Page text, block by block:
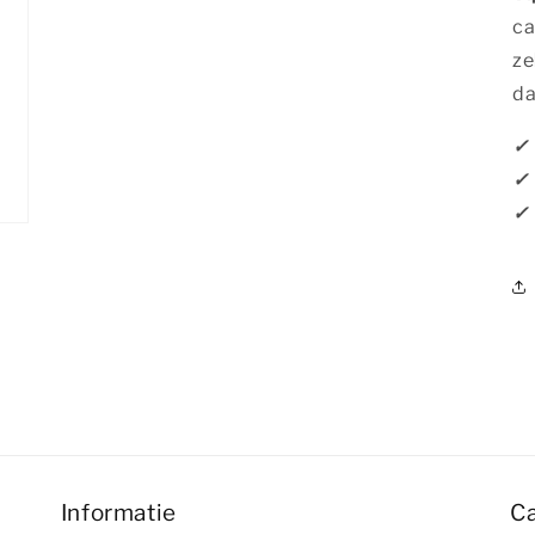
✓
✓
✓
Informatie